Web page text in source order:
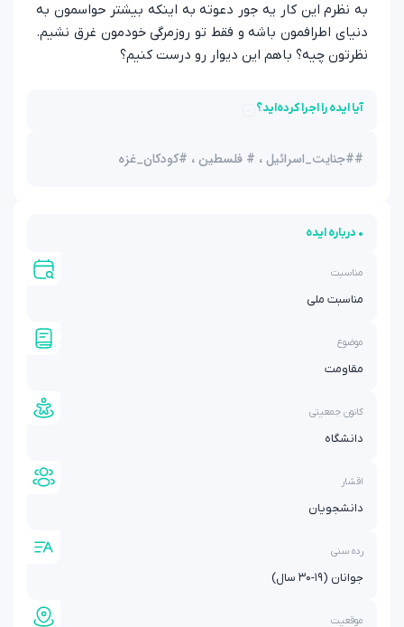
• درباره ایده
مناسبت
مناسبت ملی
موضوع
مقاومت
کانون جمعیتی
دانشگاه
اقشار
دانشجویان
رده سنی
جوانان (۱۹-۳۰ سال)
موقعیت
به نظرم این کار یه جور دعوته به اینکه بیشتر حواسمون به
دنیای اطرافمون باشه و فقط تو روزمرگی خودمون غرق نشیم.
نظرتون چیه؟ باهم این دیوار رو درست کنیم؟
آیا ایده را اجرا کرده‌اید؟
##جنایت_اسرائیل ، # فلسطین ، #کودکان_غزه